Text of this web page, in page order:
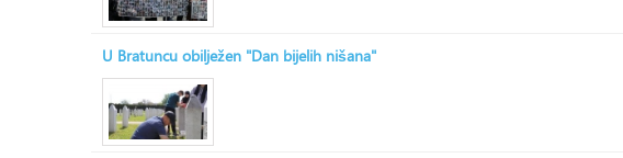
U Bratuncu obilježen "Dan bijelih nišana"